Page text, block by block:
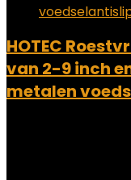
HOTEC
van 2-9 inch
metalen